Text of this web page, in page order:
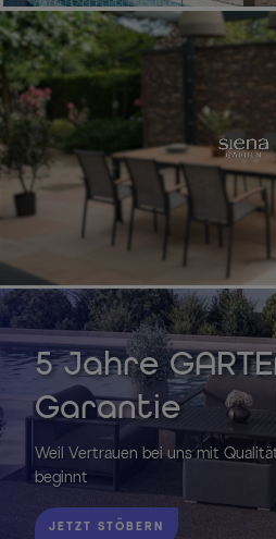
5 Jahre
Garantie
Weil Vertrauen bei uns mit
beginnt
JETZT STÖBERN